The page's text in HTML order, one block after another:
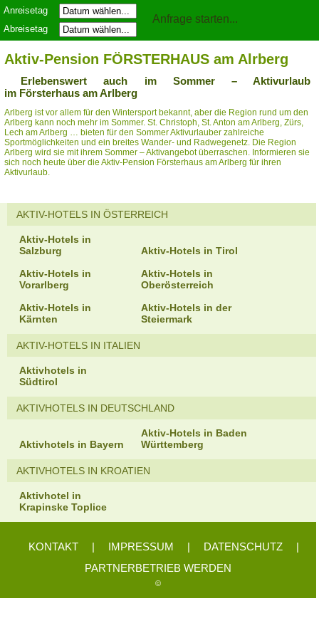
Anreisetag
Abreisetag
Aktiv-Pension FÖRSTERHAUS am Alrberg
Erlebenswert auch im Sommer – Aktivurlaub
im Försterhaus am Arlberg
Arlberg ist vor allem für den Wintersport bekannt, aber die Region rund um den
Arlberg kann noch mehr im Sommer. St. Christoph, St. Anton am Arlberg, Zürs,
Lech am Arlberg … bieten für den Sommer Aktivurlauber zahlreiche
Sportmöglichkeiten und ein breites Wander- und Radwegenetz. Die Region
Arlberg wird sie mit ihrem Sommer – Aktivangebot überraschen. Informieren sie
sich noch heute über die Aktiv-Pension Försterhaus am Arlberg für ihren
Aktivurlaub.
AKTIV-HOTELS IN ÖSTERREICH
Aktiv-Hotels in
Salzburg
Aktiv-Hotels in Tirol
Aktiv-Hotels in
Vorarlberg
Aktiv-Hotels in
Oberösterreich
Aktiv-Hotels in
Kärnten
Aktiv-Hotels in der
Steiermark
AKTIV-HOTELS IN ITALIEN
Aktivhotels in
Südtirol
AKTIVHOTELS IN DEUTSCHLAND
Aktivhotels in Bayern
Aktiv-Hotels in Baden
Württemberg
AKTIVHOTELS IN KROATIEN
Aktivhotel in
Krapinske Toplice
KONTAKT | IMPRESSUM | DATENSCHUTZ
|
PARTNERBETRIEB WERDEN
©